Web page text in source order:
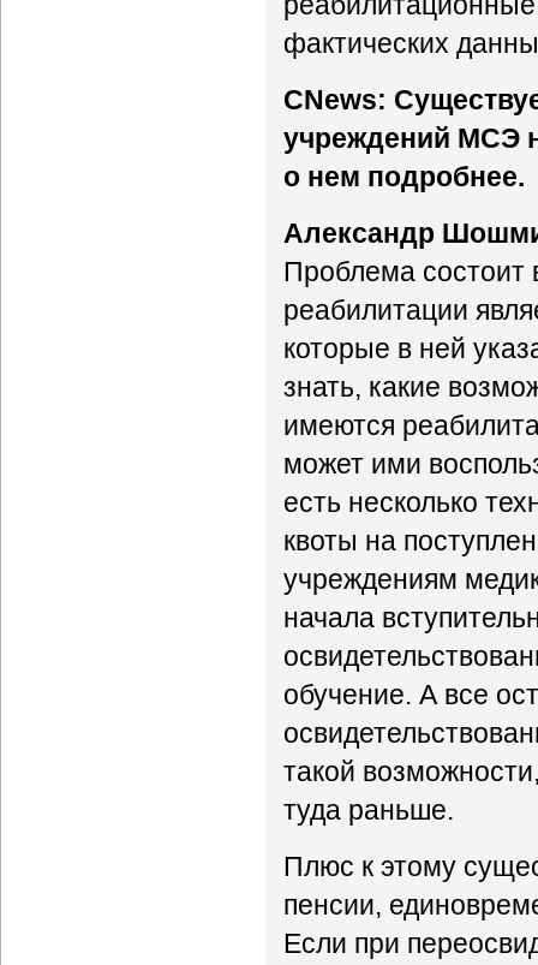
фактических
CNews:
учреждений МСЭ
о нем подробнее.
Александр
Проблема состоит
реабилитации
которые в ней
знать, какие
имеются
может ими
есть несколько
квоты на
учреждениям
начала
обучение. А все
такой
туда раньше.
Плюс к этому
пенсии,
Если при